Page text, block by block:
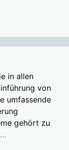
in allen
von
umfassende
gehört zu